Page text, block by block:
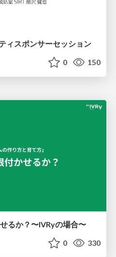
ィスポンサーセッション
0 150
るか？〜IVRyの場合〜
0 330